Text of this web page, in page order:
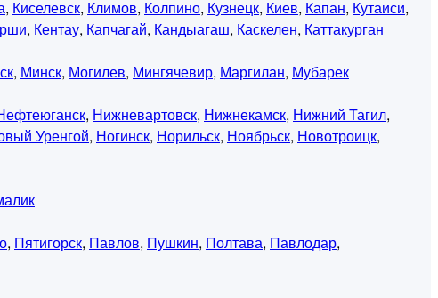
, Киселевск, Климов, Колпино, Кузнецк, Киев, Капан, Кутаиси,
, Кентау, Капчагай, Кандыагаш, Каскелен, Каттакурган
, Минск, Могилев, Мингячевир, Маргилан, Мубарек
, Нижневартовск, Нижнекамск, Нижний Тагил,
Уренгой, Ногинск, Норильск, Ноябрьск, Новотроицк,
, Пятигорск, Павлов, Пушкин, Полтава, Павлодар,